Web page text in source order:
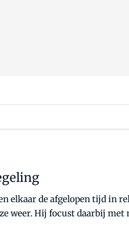
elkaar de afgelopen tijd in
Hij focust daarbij met